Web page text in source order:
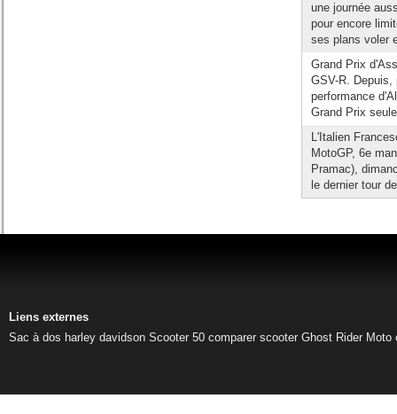
une journée
pour encore
ses plans voler
Grand Prix
GSV-R.
performance
Grand Prix
L'Italien
MotoGP, 6e
Pramac),
le dernier tour
Liens externes
Sac à dos harley davidson Scooter 50 comparer scooter Ghost Rider Moto